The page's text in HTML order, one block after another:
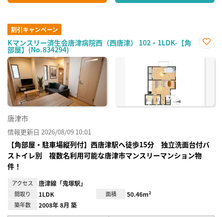
割引キャンペーン
Kマンスリー済生会唐津病院西（西唐津） 102・1LDK-【角
部屋】(No.834294)
に入
唐津市
情報更新日 2026/08/09 10:01
【角部屋・駐車場縦列付】西唐津駅へ徒歩15分 独立洗面台付バ
ストイレ別 複数名利用可能な唐津市マンスリーマンション物
件！
アクセス 唐津線「鬼塚駅」
間取り 1LDK 面積 50.46m²
築年数 2008年 8月 築